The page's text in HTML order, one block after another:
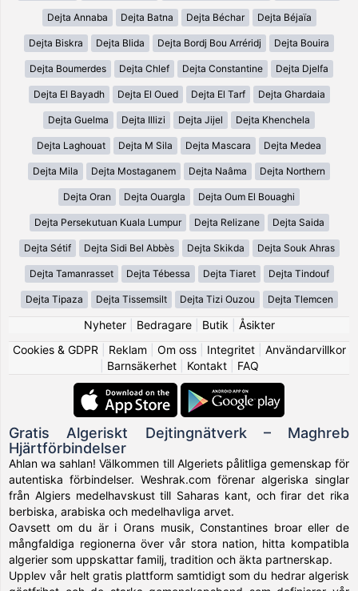
Dejta Annaba Dejta Batna Dejta Béchar Dejta Béjaïa
Dejta Biskra Dejta Blida Dejta Bordj Bou Arréridj Dejta Bouira
Dejta Boumerdes Dejta Chlef Dejta Constantine Dejta Djelfa
Dejta El Bayadh Dejta El Oued Dejta El Tarf Dejta Ghardaia
Dejta Guelma Dejta Illizi Dejta Jijel Dejta Khenchela
Dejta Laghouat Dejta M Sila Dejta Mascara Dejta Medea
Dejta Mila Dejta Mostaganem Dejta Naâma Dejta Northern
Dejta Oran Dejta Ouargla Dejta Oum El Bouaghi
Dejta Persekutuan Kuala Lumpur Dejta Relizane Dejta Saida
Dejta Sétif Dejta Sidi Bel Abbès Dejta Skikda Dejta Souk Ahras
Dejta Tamanrasset Dejta Tébessa Dejta Tiaret Dejta Tindouf
Dejta Tipaza Dejta Tissemsilt Dejta Tizi Ouzou Dejta Tlemcen
Nyheter| Bedragare| Butik
Åsikter
Cookies & GDPR
Reklam Om oss| Integritet| Användarvillkor
Barnsäkerhet| Kontakt| FAQ
Gratis Algeriskt Dejtingnätverk – Maghreb
Hjärtförbindelser
Ahlan wa sahlan! Välkommen till Algeriets pålitliga gemenskap för
autentiska förbindelser. Weshrak.com förenar algeriska singlar
från Algiers medelhavskust till Saharas kant, och firar det rika
berbiska, arabiska och medelhavliga arvet.
Oavsett om du är i Orans musik, Constantines broar eller de
mångfaldiga regionerna över vår stora nation, hitta kompatibla
algerier som uppskattar familj, tradition och äkta partnerskap.
Upplev vår helt gratis plattform samtidigt som du hedrar algerisk